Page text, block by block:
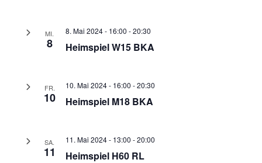
MI.
8 Heimspiel W15 BKA
8. Mai 2024 - 16:00 -20:30
FR.
10 Heimspiel M18 BKA
10. Mai 2024 - 16:00 -20:30
SA.
11 Heimspiel H60 RL
11. Mai 2024 - 13:00 -20:00